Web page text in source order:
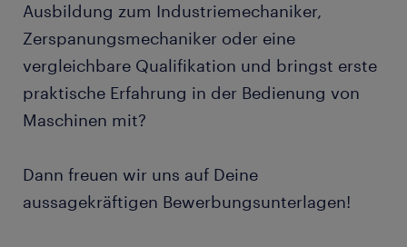
Ausbildung zum Industriemechaniker,
Zerspanungsmechaniker oder eine
vergleichbare Qualifikation und bringst erste
praktische Erfahrung in der Bedienung von
Maschinen mit?
Dann freuen wir uns auf Deine
aussagekräftigen Bewerbungsunterlagen!